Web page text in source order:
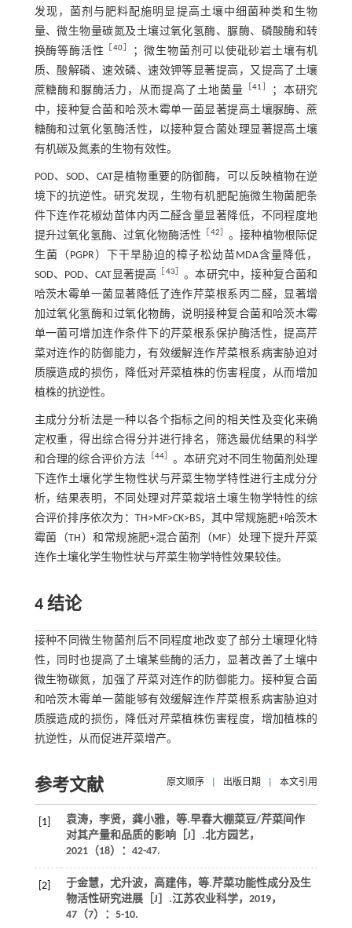
发现，菌剂与肥料配施明显提高土壤中细菌种类和生物
量、微生物量碳氮及土壤过氧化氢酶、脲酶、磷酸酶和转
换酶等酶活性 ［40］
；微生物菌剂可以使砒砂岩土壤有机
质、酸解磷、速效磷、速效钾等显著提高，又提高了土壤
蔗糖酶和脲酶活力，从而提高了土地菌量 ［41］
；本研究
中，接种复合菌和哈茨木霉单一菌显著提高土壤脲酶、蔗
糖酶和过氧化氢酶活性，以接种复合菌处理显著提高土壤
有机碳及氮素的生物有效性。
POD、SOD、CAT是植物重要的防御酶，可以反映植物在逆
境下的抗逆性。研究发现，生物有机肥配施微生物菌肥条
件下连作花椒幼苗体内丙二醛含量显著降低，不同程度地
提升过氧化氢酶、过氧化物酶活性 ［42］ 。接种植物根际促
生菌（PGPR）下干旱胁迫的樟子松幼苗MDA含量降低，
SOD、POD、CAT显著提高
［43］ 。本研究中，接种复合菌和
哈茨木霉单一菌显著降低了连作芹菜根系丙二醛，显著增
加过氧化氢酶和过氧化物酶，说明接种复合菌和哈茨木霉
单一菌可增加连作条件下的芹菜根系保护酶活性，提高芹
菜对连作的防御能力，有效缓解连作芹菜根系病害胁迫对
质膜造成的损伤，降低对芹菜植株的伤害程度，从而增加
植株的抗逆性。
主成分分析法是一种以各个指标之间的相关性及变化来确
定权重，得出综合得分并进行排名，筛选最优结果的科学
和合理的综合评价方法 ［44］ 。本研究对不同生物菌剂处理
下连作土壤化学生物性状与芹菜生物学特性进行主成分分
析，结果表明，不同处理对芹菜栽培土壤生物学特性的综
合评价排序依次为：TH>MF>CK>BS，其中常规施肥+哈茨木
霉菌（TH）和常规施肥+混合菌剂（MF）处理下提升芹菜
连作土壤化学生物性状与芹菜生物学特性效果较佳。
4 结论
接种不同微生物菌剂后不同程度地改变了部分土壤理化特
性，同时也提高了土壤某些酶的活力，显著改善了土壤中
微生物碳氮，加强了芹菜对连作的防御能力。接种复合菌
和哈茨木霉单一菌能够有效缓解连作芹菜根系病害胁迫对
质膜造成的损伤，降低对芹菜植株伤害程度，增加植株的
抗逆性，从而促进芹菜增产。
参考文献 原文顺序 出版日期 本文引用
[1] 袁涛，李贤，龚小雅， 等.早春大棚菜豆/芹菜间作
对其产量和品质的影响［J］.北方园艺，
2021（18）：42-47.
[2] 于金慧，尤升波，高建伟， 等.芹菜功能性成分及生
物活性研究进展［J］.江苏农业科学， 2019，
47（7）：5-10.